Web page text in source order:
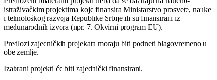
istraživačkim projektima koje finansira Ministarstvo prosvete, nauke
i tehnološkog razvoja Republike Srbije ili su finansirani iz
međunarodnih izvora (npr. 7. Okvirni program EU).
Predlozi zajedničkih projekata moraju biti podneti blagovremeno u
obe zemlje.
Izabrani projekti će biti zajednički finansirani.